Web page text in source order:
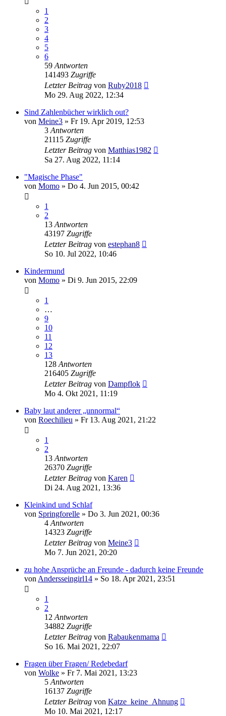
1
2
3
4
5
6
59 Antworten
141493 Zugriffe
Letzter Beitrag von Ruby2018
Mo 29. Aug 2022, 12:34
Sind Zahlenbücher wirklich out?
von Meine3 » Fr 19. Apr 2019, 12:53
3 Antworten
21115 Zugriffe
Letzter Beitrag von Matthias1982
Sa 27. Aug 2022, 11:14
"Magische Phase"
von Momo » Do 4. Jun 2015, 00:42
1
2
13 Antworten
43197 Zugriffe
Letzter Beitrag von estephan8
So 10. Jul 2022, 10:46
Kindermund
von Momo » Di 9. Jun 2015, 22:09
1
…
9
10
11
12
13
128 Antworten
216405 Zugriffe
Letzter Beitrag von Dampflok
Mo 4. Okt 2021, 11:19
Baby laut anderer „unnormal“
von Roechilieu » Fr 13. Aug 2021, 21:22
1
2
13 Antworten
26370 Zugriffe
Letzter Beitrag von Karen
Di 24. Aug 2021, 13:36
Kleinkind und Schlaf
von Springforelle » Do 3. Jun 2021, 00:36
4 Antworten
14323 Zugriffe
Letzter Beitrag von Meine3
Mo 7. Jun 2021, 20:20
zu hohe Ansprüche an Freunde - dadurch keine Freunde
von Andersseingirl14 » So 18. Apr 2021, 23:51
1
2
12 Antworten
34882 Zugriffe
Letzter Beitrag von Rabaukenmama
So 16. Mai 2021, 22:07
Fragen über Fragen/ Redebedarf
von Wolke » Fr 7. Mai 2021, 13:23
5 Antworten
16137 Zugriffe
Letzter Beitrag von Katze_keine_Ahnung
Mo 10. Mai 2021, 12:17